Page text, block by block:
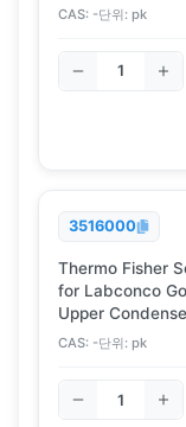
CAS: -단위: pk
3516000
Thermo Fisher
for Labconco
Upper
CAS: -단위: pk